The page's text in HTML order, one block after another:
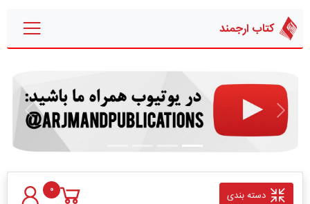
کتاب ارجمند
قبلی بعدی
دسته بندی 0